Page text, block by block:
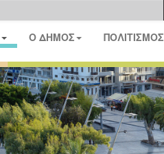
Ο ΔΗΜΟΣ ΠΟΛΙΤΙΣΜΟΣ